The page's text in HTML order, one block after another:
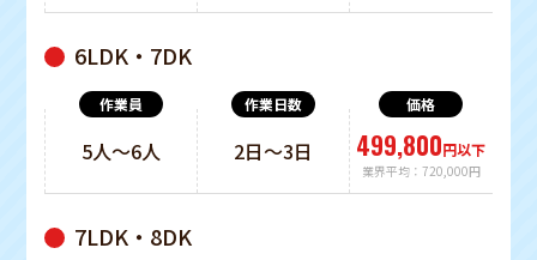
6LDK・7DK
5人〜6人 2日〜3日 499,800円以下
業界平均：720,000円
7LDK・8DK